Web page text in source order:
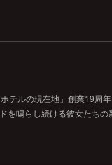
テルの現在地」創業19周
を鳴らし続ける彼女たち